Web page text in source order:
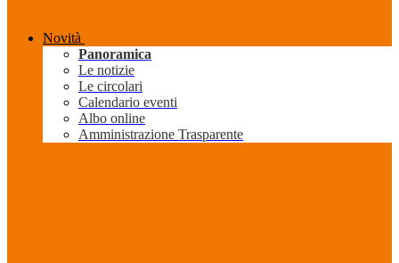
Novità
Panoramica
Le notizie
Le circolari
Calendario eventi
Albo online
Amministrazione Trasparente